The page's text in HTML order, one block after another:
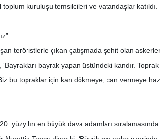
kuruluşu temsilcileri ve vatandaşlar katıldı.
teröristlerle çıkan çatışmada şehit olan
bayrak yapan üstündeki kandır.
bu topraklar için kan dökmeye, can vermeye
yüzyılın en büyük dava adamları